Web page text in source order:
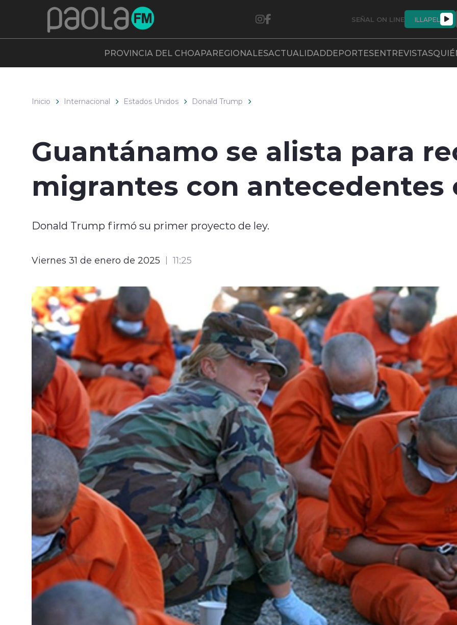
SEÑAL ON LINE ILLAPEL
PROVINCIA DEL CHOAPAREGIONALESACTUALIDADDEPORTESENTREVISTAS
Inicio Internacional Estados Unidos Donald Trump
Guantánamo se alista para
migrantes con antecedentes
Donald Trump firmó su primer proyecto de ley.
Viernes 31 de enero de 2025 11:25